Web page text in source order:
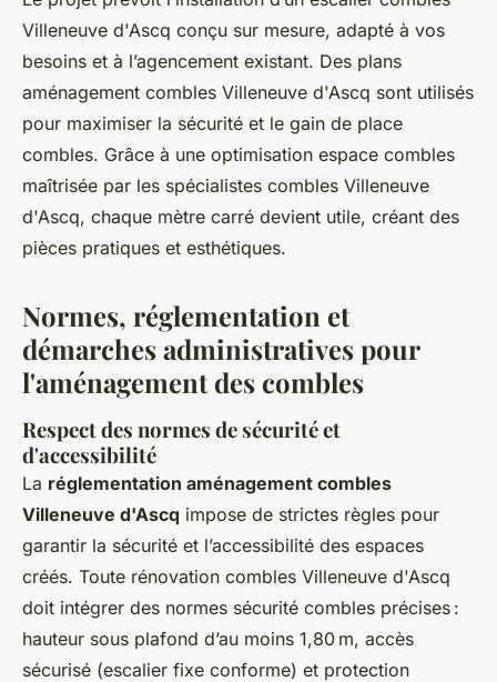
Villeneuve d'Ascq conçu sur mesure, adapté à vos
besoins et à l’agencement existant. Des plans
aménagement combles Villeneuve d'Ascq sont utilisés
pour maximiser la sécurité et le gain de place
combles. Grâce à une optimisation espace combles
maîtrisée par les spécialistes combles Villeneuve
d'Ascq, chaque mètre carré devient utile, créant des
pièces pratiques et esthétiques.
Normes, réglementation et
démarches administratives pour
l'aménagement des combles
Respect des normes de sécurité et
d'accessibilité
La réglementation aménagement combles
Villeneuve d'Ascq impose de strictes règles pour
garantir la sécurité et l’accessibilité des espaces
créés. Toute rénovation combles Villeneuve d'Ascq
doit intégrer des normes sécurité combles précises :
hauteur sous plafond d’au moins 1,80 m, accès
sécurisé (escalier fixe conforme) et protection